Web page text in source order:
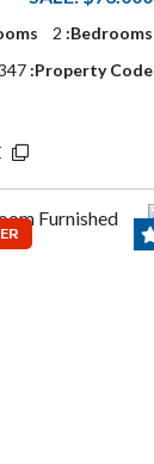
Bedrooms:
2
Property Code: